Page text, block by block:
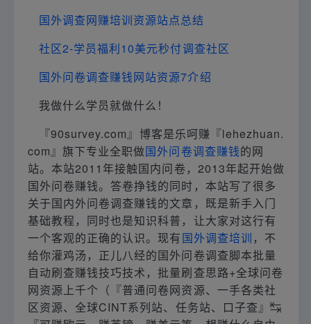
国外调查网赚培训资源站点总结
社区2-学员福利10美元秒付调查社区
国外问卷调查赚钱网站资源7介绍
我做什么学员就做什么！
『90survey.com』博客是乐呵赚『lehezhuan.
com』旗下专业全职做国外问卷调查赚钱的网
站。本站2011年接触国内问卷，2013年起开始做
国外问卷赚钱。答卷挣钱的同时，本站写了很多
关于国内外问卷调查赚钱的文章，既是新手入门
基础教程，同时也是知识科普，让大家对这行有
一个客观的正确的认识。现有国外调查培训 ，不
给你灌鸡汤，正儿八经的国外问卷调查脚本批量
自动刷查赚钱技巧技术，批量刷查思路+全球问卷
网资源上千个（『普通问卷网资源、一手各类社
区资源、全球CINT系列站、任务站、口子查』↹